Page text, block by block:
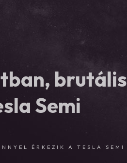
brutális
Semi
ÉRKEZIK A TESLA SEMI